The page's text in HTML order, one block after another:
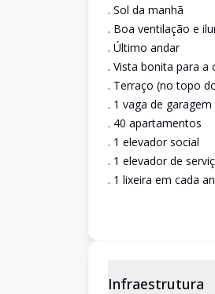
. Sol da manhã
. Boa ventilação e
. Último andar
. Vista bonita para a
. Terraço (no topo
. 1 vaga de
. 40 apartamentos
. 1 elevador social
. 1 elevador de
. 1 lixeira em cada
Infraestrutura